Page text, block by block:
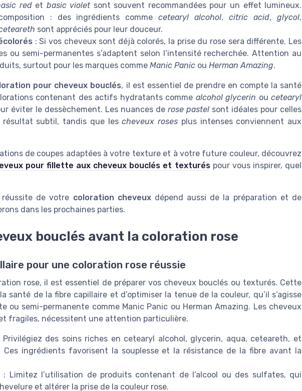
redet basic violetsont souvent recommandées pour un effet lumineux.
: des ingrédients commecetearyl alcohol,citric acid,glycol,
sont appréciés pour leur douceur.
: Si vos cheveux sont déjà colorés, la prise du rose sera différente. Les
ou semi-permanentes s’adaptent selon l’intensité recherchée. Attention au
surtout pour les marques comme Manic Panic ou Herman Amazing.
pour cheveux bouclés, il est essentiel de prendre en compte la santé
contenant des actifs hydratants comme alcohol glycerin ou cetearyl
éviter le dessèchement. Les nuances de rose pastel sont idéales pour celles
subtil, tandis que lescheveux roses plus intenses conviennent aux
de coupes adaptées à votre texture et à votre future couleur, découvrez
pour fillette aux cheveux bouclés et texturéspour vous inspirer, quel
réussite de votre coloration cheveuxdépend aussi de la préparation et de
dans les prochaines parties.
bouclés avant la coloration rose
pour une coloration rose réussie
rose, il est essentiel de préparer vos cheveux bouclés ou texturés. Cette
santé de la fibre capillaire et d’optimiser la tenue de la couleur, qu’il s’agisse
ou semi-permanente comme Manic Panic ou Herman Amazing. Les cheveux
fragiles, nécessitent une attention particulière.
Privilégiez des soins riches en cetearyl alcohol, glycerin, aqua, ceteareth, et
ingrédients favorisent la souplesse et la résistance de la fibre avant la
: Limitez l’utilisation de produits contenant de l’alcool ou des sulfates, qui
et altérer la prise de la couleur rose.